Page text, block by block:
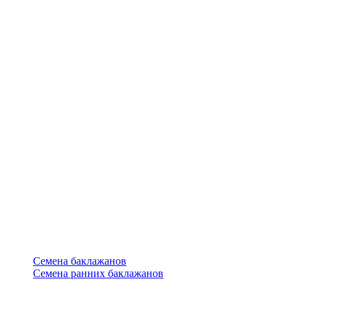
Семена баклажанов
Семена ранних баклажанов